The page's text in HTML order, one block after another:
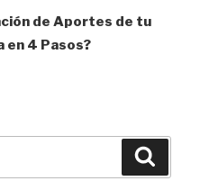
de Aportes de tu
en 4 Pasos?